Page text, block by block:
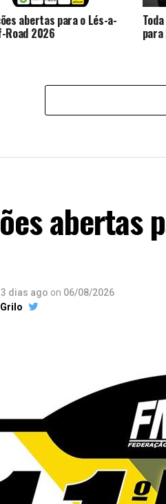
abertas para o Lés-a-
Road 2026
abertas
3 dias ago on 06/08/2026